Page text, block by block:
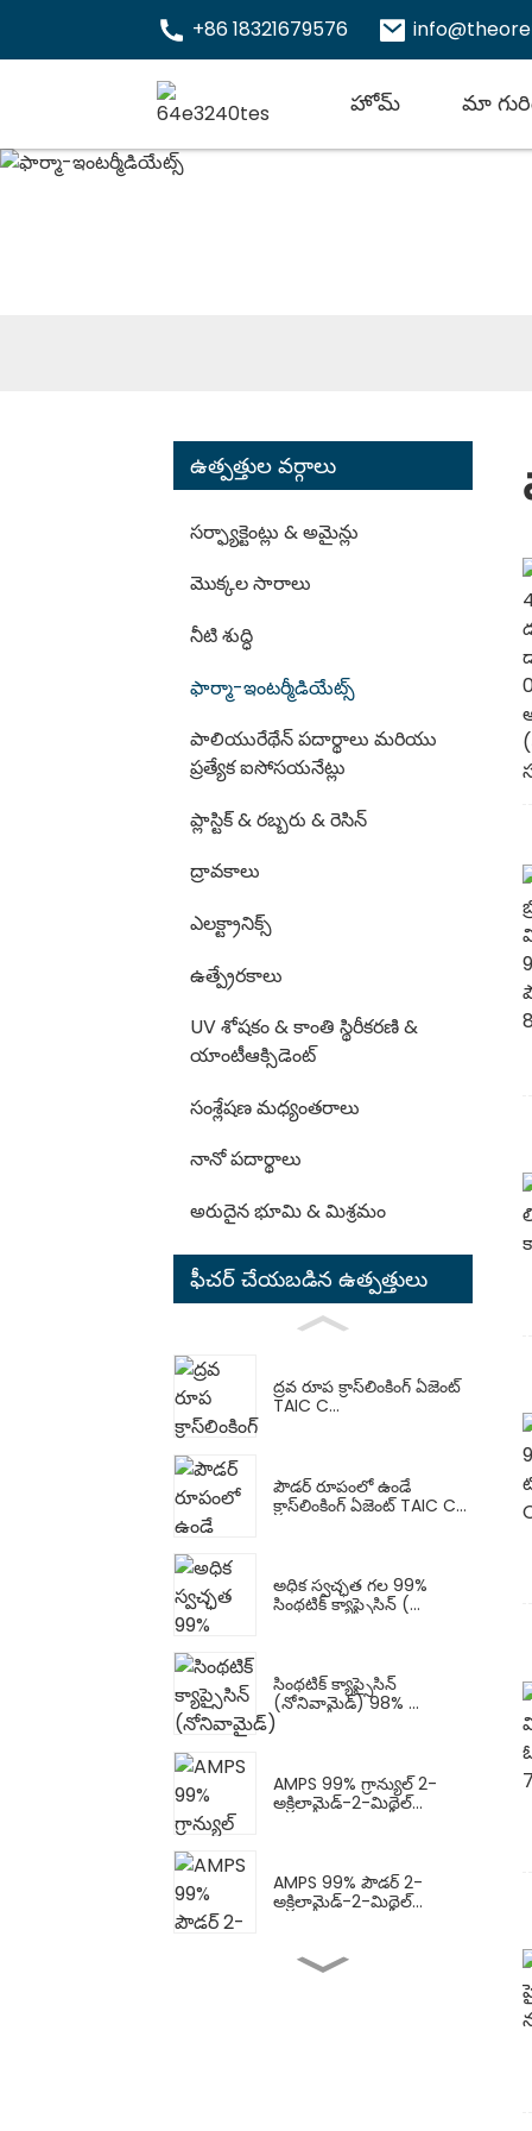
+86 18321679576
హోమ్ మా
ఉత్పత్తుల వర్గాలు
సర్ఫ్యాక్టెంట్లు & అమైన్లు
మొక్కల సారాలు
నీటి శుద్ధి
ఫార్మా-ఇంటర్మీడియేట్స్
పాలియురేథేన్ పదార్థాలు మరియు
ప్రత్యేక ఐసోసయనేట్లు
ప్లాస్టిక్ & రబ్బరు & రెసిన్
ద్రావకాలు
ఎలక్ట్రానిక్స్
ఉత్ప్రేరకాలు
UV శోషకం & కాంతి స్థిరీకరణి &
యాంటీఆక్సిడెంట్
సంశ్లేషణ మధ్యంతరాలు
నానో పదార్థాలు
అరుదైన భూమి & మిశ్రమం
ఫీచర్ చేయబడిన ఉత్పత్తులు
ద్రవ రూప క్రాస్‌లింకింగ్ ఏజెంట్
TAIC C...
పౌడర్ రూపంలో ఉండే
క్రాస్‌లింకింగ్ ఏజెంట్ TAIC C...
అధిక స్వచ్ఛత గల 99%
సింథటిక్ క్యాప్సైసిన్ (...
సింథటిక్ క్యాప్సైసిన్
(నోనివామైడ్) 98% ...
AMPS 99% గ్రాన్యుల్ 2-
అక్రిలామైడ్-2-మిథైల్...
AMPS 99% పౌడర్ 2-
అక్రిలామైడ్-2-మిథైల్...